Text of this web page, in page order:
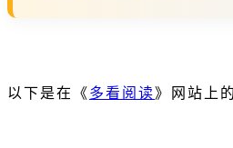
以下是在《多看阅读》网站上